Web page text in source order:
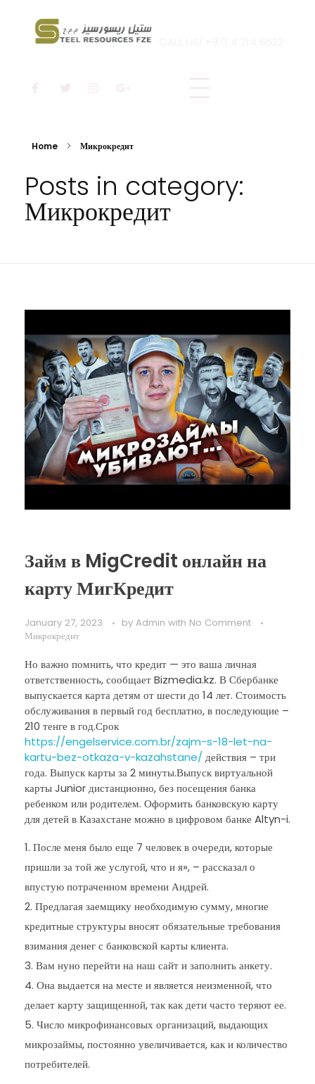
Home Микрокредит
Posts in category:
Микрокредит
Займ в MigCredit онлайн на
карту МигКредит
January 27, 2023 by Admin with No Comment
Микрокредит
Но важно помнить, что кредит — это ваша личная
ответственность, сообщает Bizmedia.kz. В Сбербанке
выпускается карта детям от шести до 14 лет. Стоимость
обслуживания в первый год бесплатно, в последующие –
210 тенге в год.Срок
https://engelservice.com.br/zajm-s-18-let-na-
kartu-bez-otkaza-v-kazahstane/ действия – три
года. Выпуск карты за 2 минуты.Выпуск виртуальной
карты Junior дистанционно, без посещения банка
ребенком или родителем. Оформить банковскую карту
для детей в Казахстане можно в цифровом банке Altyn-i.
После меня было еще 7 человек в очереди, которые
пришли за той же услугой, что и я», – рассказал о
впустую потраченном времени Андрей.
Предлагая заемщику необходимую сумму, многие
кредитные структуры вносят обязательные требования
взимания денег с банковской карты клиента.
Вам нуно перейти на наш сайт и заполнить анкету.
Она выдается на месте и является неизменной, что
делает карту защищенной, так как дети часто теряют ее.
Число микрофинансовых организаций, выдающих
микрозаймы, постоянно увеличивается, как и количество
потребителей.